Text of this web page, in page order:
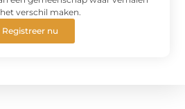
verschil maken.
Registreer nu